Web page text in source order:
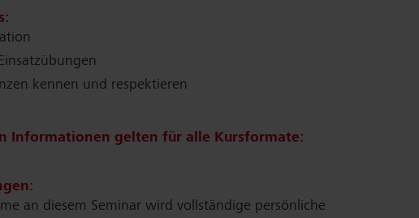
kennen und respektieren
Informationen gelten für alle Kursformate:
an diesem Seminar wird vollständige persönliche